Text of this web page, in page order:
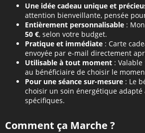
Une idée cadeau unique et
attention bienveillante, pensée
Entièrement personnalisable :
50 €, selon votre budget.
Pratique et immédiate : Carte
envoyée par e-mail directement
Utilisable à tout moment : Valable
au bénéficiaire de choisir le
Pour une séance sur-mesure : Le
choisir un soin énergétique adapté
spécifiques.
Comment ça Marche ?